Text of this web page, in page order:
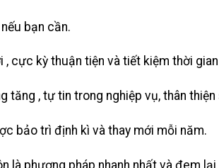
bạn cần.
cực kỳ thuận tiện và tiết kiệm thời
, tự tin trong nghiệp vụ, thân thiện
bảo trì định kì và thay mới mỗi năm.
là phương pháp nhanh nhất và đem